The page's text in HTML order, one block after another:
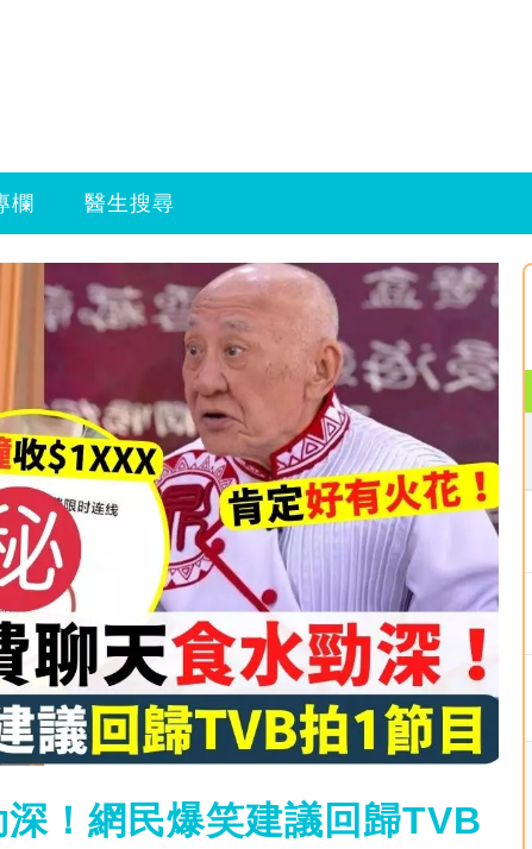
欄 醫生搜尋
！網民爆笑建議回歸TVB